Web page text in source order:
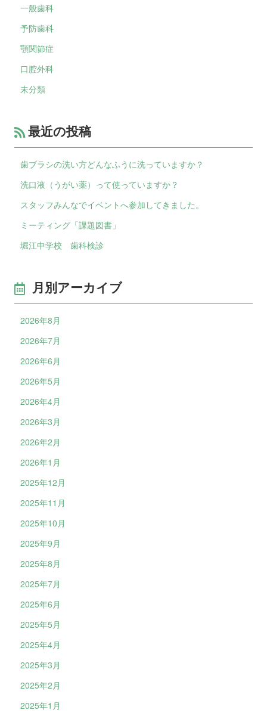
一般歯科
予防歯科
顎関節症
口腔外科
未分類
最近の投稿
歯ブラシの洗い方どんなふうに洗っていますか？
洗口液（うがい薬）って使っていますか？
スタッフみんなでイベントへ参加してきました。
ミーティング「課題図書」
堀江中学校 歯科検診
月別アーカイブ
2026年8月
2026年7月
2026年6月
2026年5月
2026年4月
2026年3月
2026年2月
2026年1月
2025年12月
2025年11月
2025年10月
2025年9月
2025年8月
2025年7月
2025年6月
2025年5月
2025年4月
2025年3月
2025年2月
2025年1月